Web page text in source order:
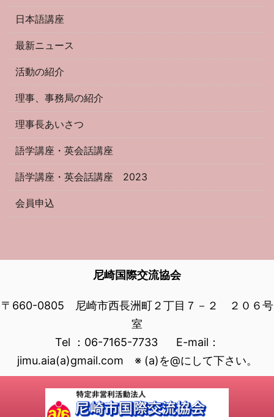
日本語講座
最新ニュース
活動の紹介
理事、事務局の紹介
理事長あいさつ
語学講座・英会話講座
語学講座・英会話講座 2023
会員申込
尼崎国際交流協会
〒660-0805 尼崎市西長洲町２丁目７－２ ２０６号
室
Tel ：06-7165-7733 E-mail：
jimu.aia(a)gmail.com ※ (a)を@にして下さい。